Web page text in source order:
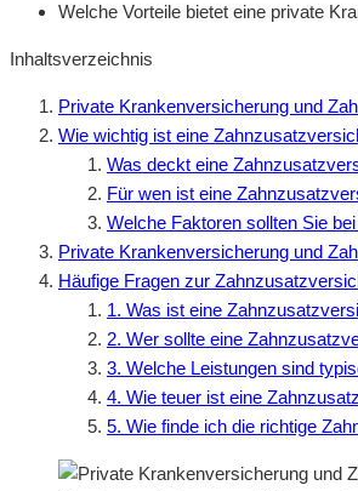
Welche Vorteile bietet eine private
Inhaltsverzeichnis
Private Krankenversicherung und
Wie wichtig ist eine
Was deckt eine
Für wen ist eine
Welche Faktoren sollten Sie
Private Krankenversicherung und
Häufige Fragen zur
1. Was ist eine
2. Wer sollte eine
3. Welche Leistungen sind
4. Wie teuer ist eine
5. Wie finde ich die richtige